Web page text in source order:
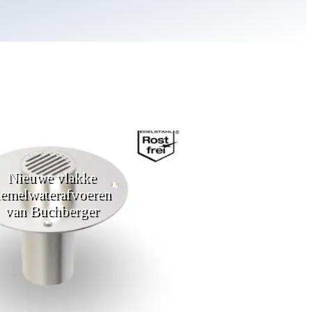
Nieuwe vlakke
van Buchberger